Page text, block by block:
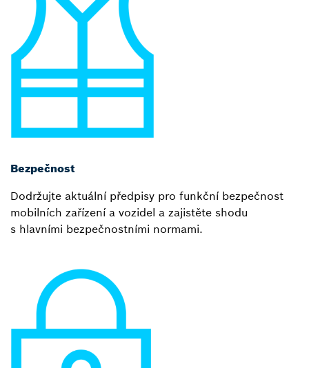
Bezpečnost
Dodržujte aktuální předpisy pro funkční bezpečnost
mobilních zařízení a vozidel a zajistěte shodu
s hlavními bezpečnostními normami.